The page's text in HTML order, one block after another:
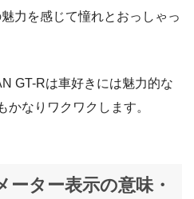
力を感じて憧れとおっしゃっ
GT-Rは車好きには魅力的な
なりワクワクします。
ーター表示の意味・